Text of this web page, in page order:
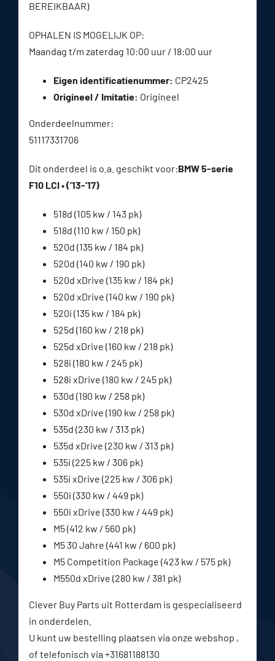
BEREIKBAAR)
OPHALEN IS MOGELIJK OP:
Maandag t/m zaterdag 10:00 uur / 18:00 uur
Eigen identificatienummer: CP2425
Origineel / Imitatie: Origineel
Onderdeelnummer:
51117331706
Dit onderdeel is o.a. geschikt voor:BMW 5-serie
F10 LCI • (’13-’17)
518d (105 kw / 143 pk)
518d (110 kw / 150 pk)
520d (135 kw / 184 pk)
520d (140 kw / 190 pk)
520d xDrive (135 kw / 184 pk)
520d xDrive (140 kw / 190 pk)
520i (135 kw / 184 pk)
525d (160 kw / 218 pk)
525d xDrive (160 kw / 218 pk)
528i (180 kw / 245 pk)
528i xDrive (180 kw / 245 pk)
530d (190 kw / 258 pk)
530d xDrive (190 kw / 258 pk)
535d (230 kw / 313 pk)
535d xDrive (230 kw / 313 pk)
535i (225 kw / 306 pk)
535i xDrive (225 kw / 306 pk)
550i (330 kw / 449 pk)
550i xDrive (330 kw / 449 pk)
M5 (412 kw / 560 pk)
M5 30 Jahre (441 kw / 600 pk)
M5 Competition Package (423 kw / 575 pk)
M550d xDrive (280 kw / 381 pk)
Clever Buy Parts uit Rotterdam is gespecialiseerd
in onderdelen.
U kunt uw bestelling plaatsen via onze webshop ,
of telefonisch via +31681188130